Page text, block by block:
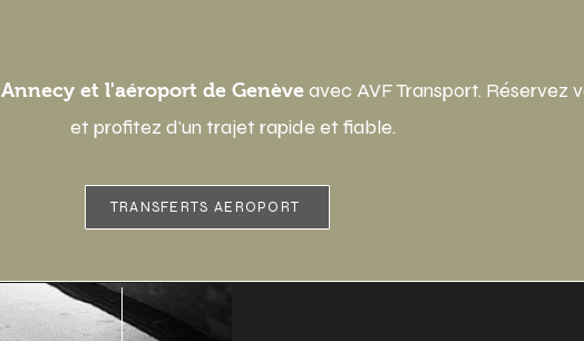
Annecy et l'aéroport de Genèveavec AVF Transport. Réservez
et profitez d'un trajet rapide et fiable.
TRANSFERTS AEROPORT